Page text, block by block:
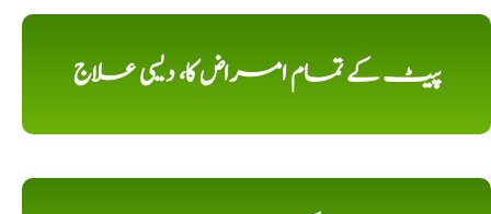
پیٹ کے تمام امراض کا، دیسی علاج